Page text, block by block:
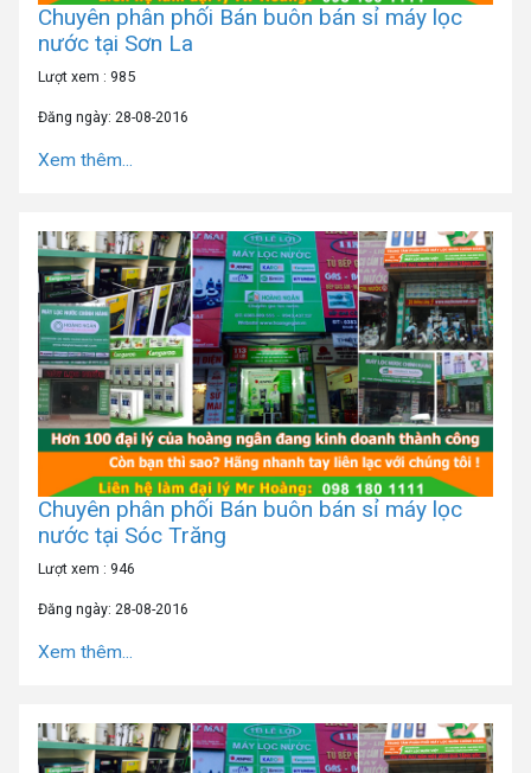
Chuyên phân phối Bán buôn bán sỉ máy lọc
nước tại Sơn La
Lượt xem : 985
Đăng ngày: 28-08-2016
Xem thêm...
Chuyên phân phối Bán buôn bán sỉ máy lọc
nước tại Sóc Trăng
Lượt xem : 946
Đăng ngày: 28-08-2016
Xem thêm...